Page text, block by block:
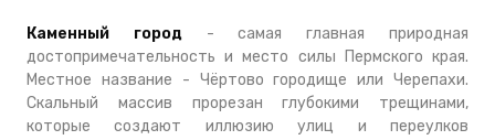
Каменный город- самая главная природная
достопримечательность и место силы Пермского края.
Местное название - Чёртово городище или Черепахи.
Скальный массив прорезан глубокими трещинами,
которые создают иллюзию улиц и переулков